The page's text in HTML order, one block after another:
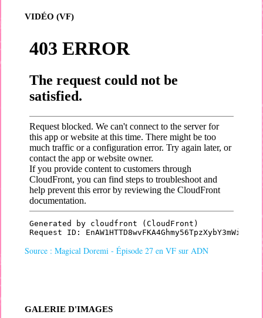
VIDÉO (VF)
Source : Magical Doremi - Épisode 27 en VF sur ADN
GALERIE D'IMAGES